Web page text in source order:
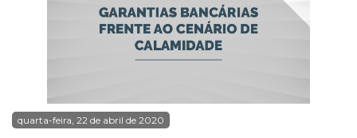
quarta-feira, 22 de abril de 2020